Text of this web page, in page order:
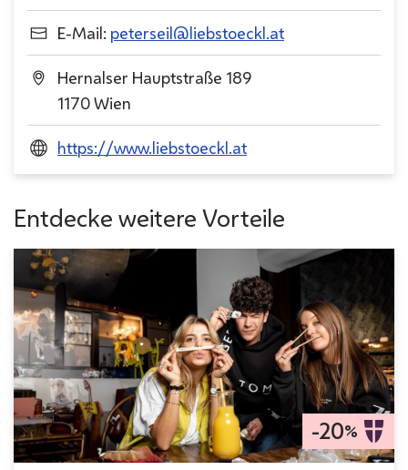
E-Mail: peterseil@liebstoeckl.at
Hernalser Hauptstraße 189
1170 Wien
https://www.liebstoeckl.at
Entdecke weitere Vorteile
-20%